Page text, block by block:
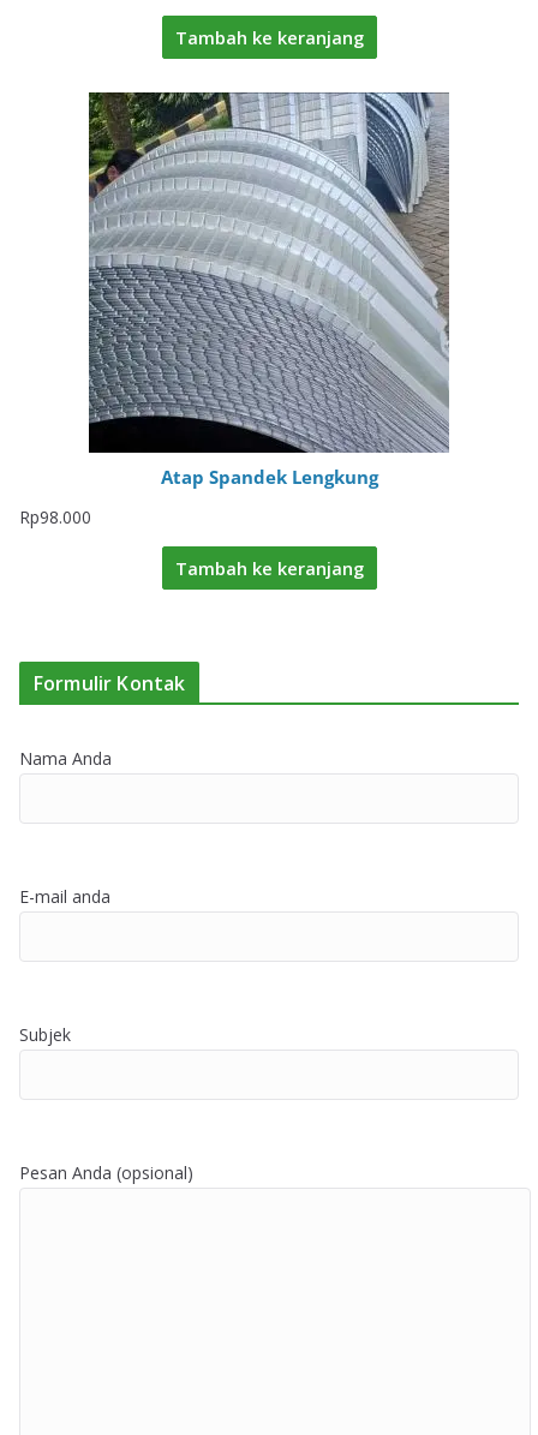
Tambah ke keranjang
Atap Spandek Lengkung
Rp98.000
Tambah ke keranjang
Formulir Kontak
Nama Anda
E-mail anda
Subjek
Pesan Anda (opsional)